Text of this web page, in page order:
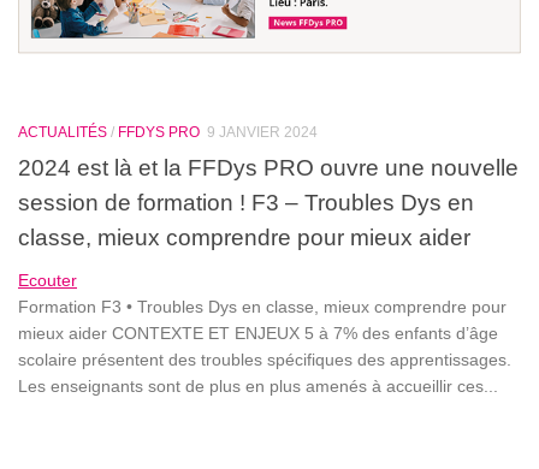
ACTUALITÉS / FFDYS PRO 9 JANVIER 2024
2024 est là et la FFDys PRO ouvre une nouvelle
session de formation ! F3 – Troubles Dys en
classe, mieux comprendre pour mieux aider
Ecouter
Formation F3 • Troubles Dys en classe, mieux comprendre pour
mieux aider CONTEXTE ET ENJEUX 5 à 7% des enfants d’âge
scolaire présentent des troubles spécifiques des apprentissages.
Les enseignants sont de plus en plus amenés à accueillir ces...